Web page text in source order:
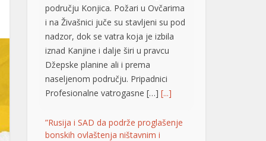
području Konjica. Požari u Ovčarima
i na Živašnici juče su stavljeni su pod
nadzor, dok se vatra koja je izbila
iznad Kanjine i dalje širi u pravcu
Džepske planine ali i prema
naseljenom području. Pripadnici
Profesionalne vatrogasne […] [...]
”Rusija i SAD da podrže proglašenje
bonskih ovlaštenja ništavnim i